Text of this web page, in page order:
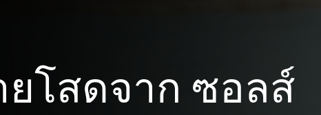
โสดจาก ซอลส์